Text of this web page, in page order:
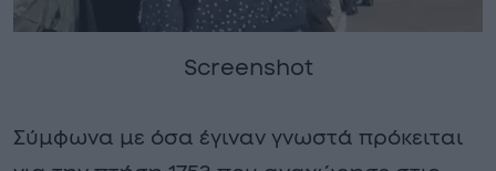
Screenshot
Σύμφωνα με όσα έγιναν γνωστά πρόκειται